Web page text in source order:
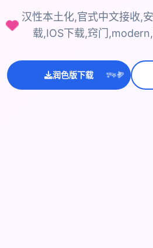
汉性本土化,官式中文接收,
载,IOS下载,窍门
润色版下载 ✨
⭐💫